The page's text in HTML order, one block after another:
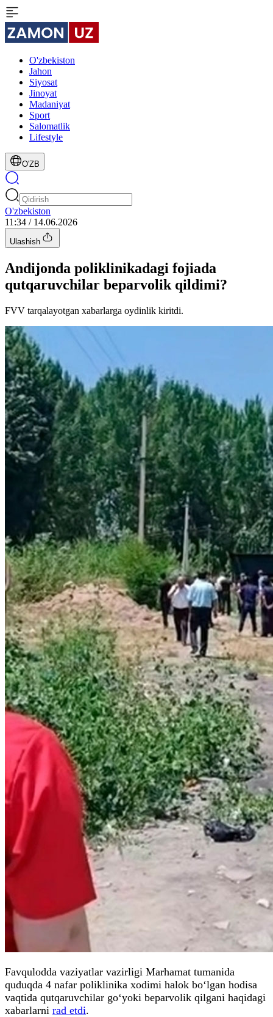
O'zbekiston
Jahon
Siyosat
Jinoyat
Madaniyat
Sport
Salomatlik
Lifestyle
O'ZB
O'zbekiston
11:34 / 14.06.2026
Ulashish
Andijonda poliklinikadagi fojiada
qutqaruvchilar beparvolik qildimi?
FVV tarqalayotgan xabarlarga oydinlik kiritdi.
Favqulodda vaziyatlar vazirligi Marhamat tumanida
quduqda 4 nafar poliklinika xodimi halok bo‘lgan hodisa
vaqtida qutqaruvchilar go‘yoki beparvolik qilgani haqidagi
xabarlarni rad etdi.